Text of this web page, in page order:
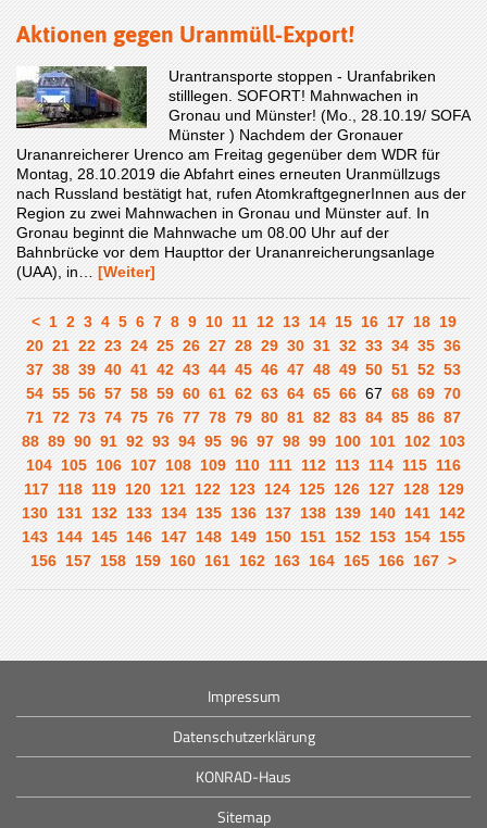
Aktionen gegen Uranmüll-Export!
Urantransporte stoppen - Uranfabriken
stilllegen. SOFORT! Mahnwachen in
Gronau und Münster! (Mo., 28.10.19/ SOFA
Münster ) Nachdem der Gronauer
Urananreicherer Urenco am Freitag gegenüber dem WDR für
Montag, 28.10.2019 die Abfahrt eines erneuten Uranmüllzugs
nach Russland bestätigt hat, rufen AtomkraftgegnerInnen aus der
Region zu zwei Mahnwachen in Gronau und Münster auf. In
Gronau beginnt die Mahnwache um 08.00 Uhr auf der
Bahnbrücke vor dem Haupttor der Urananreicherungsanlage
(UAA), in… [Weiter]
< 1 2 3 4 5 6 7 8 9 10 11 12 13 14 15 16 17 18 19
20 21 22 23 24 25 26 27 28 29 30 31 32 33 34 35 36
37 38 39 40 41 42 43 44 45 46 47 48 49 50 51 52 53
54 55 56 57 58 59 60 61 62 63 64 65 66 67 68 69 70
71 72 73 74 75 76 77 78 79 80 81 82 83 84 85 86 87
88 89 90 91 92 93 94 95 96 97 98 99 100 101 102 103
104 105 106 107 108 109 110 111 112 113 114 115 116
117 118 119 120 121 122 123 124 125 126 127 128 129
130 131 132 133 134 135 136 137 138 139 140 141 142
143 144 145 146 147 148 149 150 151 152 153 154 155
156 157 158 159 160 161 162 163 164 165 166 167 >
Impressum
Datenschutzerklärung
KONRAD-Haus
Sitemap